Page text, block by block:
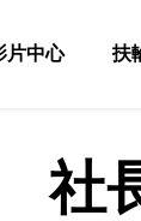
片中心 扶
社